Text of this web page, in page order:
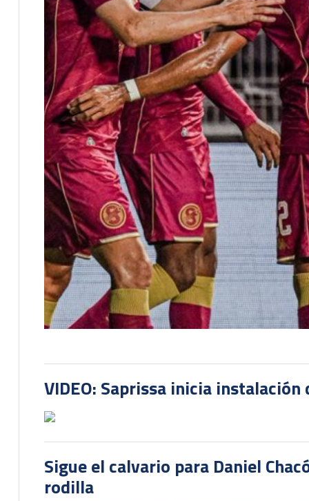
VIDEO: Saprissa inicia
Sigue el calvario para Daniel
rodilla